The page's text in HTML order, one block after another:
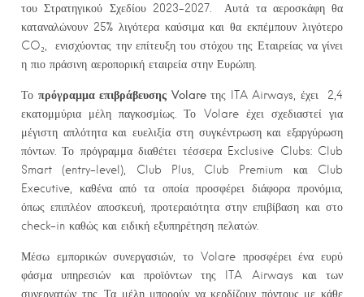
του Στρατηγικού Σχεδίου 2023-2027. Αυτά τα αεροσκάφη θα
καταναλώνουν 25% λιγότερα καύσιμα και θα εκπέμπουν λιγότερο
CO₂, ενισχύοντας την επίτευξη του στόχου της Εταιρείας να γίνει
η πιο πράσινη αεροπορική εταιρεία στην Ευρώπη.
Το πρόγραμμα επιβράβευσης Volareτης ITA Airways, έχει 2,4
εκατομμύρια μέλη παγκοσμίως. Το Volare έχει σχεδιαστεί για
μέγιστη απλότητα και ευελιξία στη συγκέντρωση και εξαργύρωση
πόντων. Το πρόγραμμα διαθέτει τέσσερα Exclusive Clubs: Club
Smart (entry-level), Club Plus, Club Premium και Club
Executive, καθένα από τα οποία προσφέρει διάφορα προνόμια,
όπως επιπλέον αποσκευή, προτεραιότητα στην επιβίβαση και στο
check-in καθώς και ειδική εξυπηρέτηση πελατών.
Μέσω εμπορικών συνεργασιών, το Volare προσφέρει ένα ευρύ
φάσμα υπηρεσιών και προϊόντων της ITA Airways και των
συνεργατών της. Τα μέλη μπορούν να κερδίζουν πόντους με κάθε